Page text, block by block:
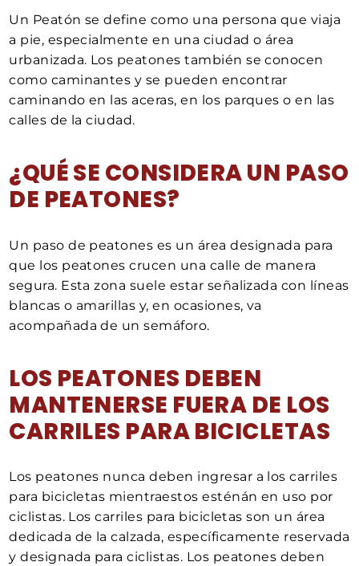
Un Peatón se define como una persona que viaja
a pie, especialmente en una ciudad o área
urbanizada. Los peatones también se conocen
como caminantes y se pueden encontrar
caminando en las aceras, en los parques o en las
calles de la ciudad.
¿QUÉ SE CONSIDERA UN PASO
DE PEATONES?
Un paso de peatones es un área designada para
que los peatones crucen una calle de manera
segura. Esta zona suele estar señalizada con líneas
blancas o amarillas y, en ocasiones, va
acompañada de un semáforo.
LOS PEATONES DEBEN
MANTENERSE FUERA DE LOS
CARRILES PARA BICICLETAS
Los peatones nunca deben ingresar a los carriles
para bicicletas mientraestos esténán en uso por
ciclistas. Los carriles para bicicletas son un área
dedicada de la calzada, específicamente reservada
y designada para ciclistas. Los peatones deben